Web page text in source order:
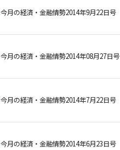
今月の経済・金融情勢2014年9月22日号
今月の経済・金融情勢2014年08月27日号
今月の経済・金融情勢2014年7月22日号
今月の経済・金融情勢2014年6月23日号